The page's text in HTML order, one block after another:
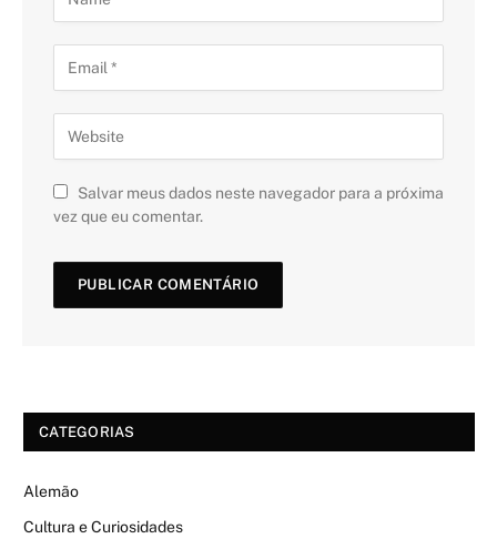
Salvar meus dados neste navegador para a próxima
vez que eu comentar.
CATEGORIAS
Alemão
Cultura e Curiosidades